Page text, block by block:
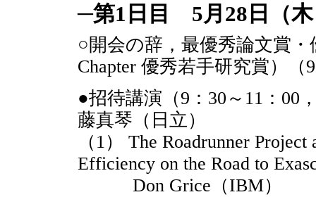
─第1日目 5月28日（
○開会の辞，最優秀論文賞・
Chapter 優秀若手研究賞）
●招待講演（9：30～11
藤真琴（日立）
（1） The Roadrunner
Efficiency on the Road to
Don Grice（IBM）